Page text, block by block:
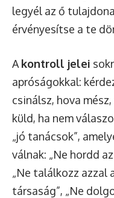
legyél az ő
érvényesítse a te
A kontroll jelei
apróságokkal:
csinálsz, hova
küld, ha nem
„jó tanácsok”,
válnak: „Ne hordd
„Ne találkozz azzal
társaság”, „Ne